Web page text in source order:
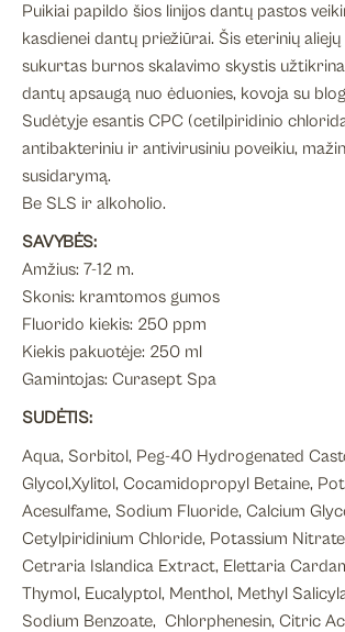
12m.,
kramtomos
gumos
skonio,
250
Puikiai papildo šios linijos dantų pastos
kasdienei dantų priežiūrai. Šis eterinių
sukurtas burnos skalavimo skystis
dantų apsaugą nuo ėduonies, kovoja su
Sudėtyje esantis CPC (cetilpiridinio
antibakteriniu ir antivirusiniu poveikiu,
susidarymą.
Be SLS ir alkoholio.
SAVYBĖS:
Amžius: 7-12 m.
Skonis: kramtomos gumos
Fluorido kiekis: 250 ppm
Kiekis pakuotėje: 250 ml
Gamintojas: Curasept Spa
SUDĖTIS:
Aqua, Sorbitol, Peg-40 Hydrogenated
Glycol,Xylitol, Cocamidopropyl Betaine,
Acesulfame, Sodium Fluoride, Calcium
Cetylpiridinium Chloride, Potassium
Cetraria Islandica Extract, Elettaria
Thymol, Eucalyptol, Menthol, Methyl
Sodium Benzoate, Chlorphenesin, Citric